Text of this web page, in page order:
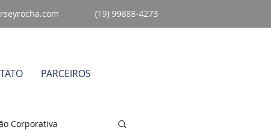
(19) 99888-4273
PARCEIROS
Corporativa